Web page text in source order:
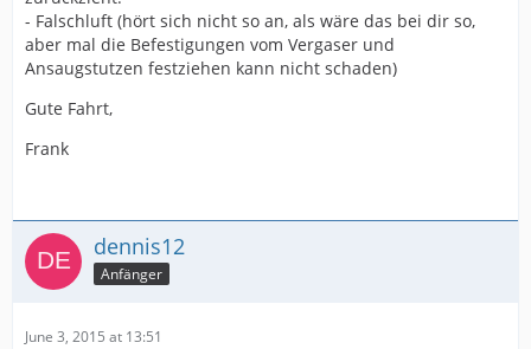
- Falschluft (hört sich nicht so an, als wäre das bei dir so,
aber mal die Befestigungen vom Vergaser und
Ansaugstutzen festziehen kann nicht schaden)
Gute Fahrt,
Frank
dennis12
Anfänger
June 3, 2015 at 13:51